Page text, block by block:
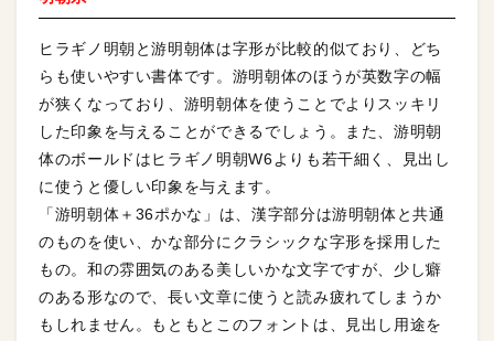
ヒラギノ明朝と游明朝体は字形が比較的似ており、どち
らも使いやすい書体です。游明朝体のほうが英数字の幅
が狭くなっており、游明朝体を使うことでよりスッキリ
した印象を与えることができるでしょう。また、游明朝
体のボールドはヒラギノ明朝W6よりも若干細く、見出し
に使うと優しい印象を与えます。
「游明朝体＋36ポかな」は、漢字部分は游明朝体と共通
のものを使い、かな部分にクラシックな字形を採用した
もの。和の雰囲気のある美しいかな文字ですが、少し癖
のある形なので、長い文章に使うと読み疲れてしまうか
もしれません。もともとこのフォントは、見出し用途を